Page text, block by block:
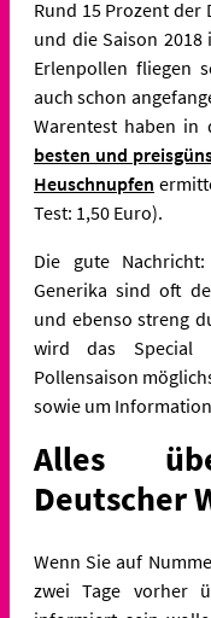
Rund 15 Prozent
und die Saison 2018
Erlenpollen fliegen
auch schon
Warentest haben in
besten und
Heuschnupfen
Test: 1,50 Euro).
Die gute
Generika sind oft
und ebenso streng
wird das Special
Pollensaison
sowie um
Alles
Deutscher
Wenn Sie auf
zwei Tage vorher